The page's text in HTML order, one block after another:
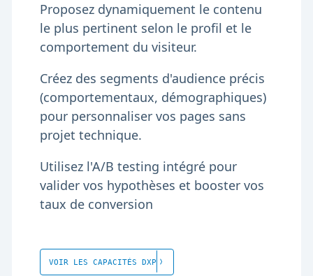
Proposez dynamiquement le contenu
le plus pertinent selon le profil et le
comportement du visiteur.
Créez des segments d'audience précis
(comportementaux, démographiques)
pour personnaliser vos pages sans
projet technique.
Utilisez l'A/B testing intégré pour
valider vos hypothèses et booster vos
taux de conversion
VOIR LES CAPACITÉS DXP